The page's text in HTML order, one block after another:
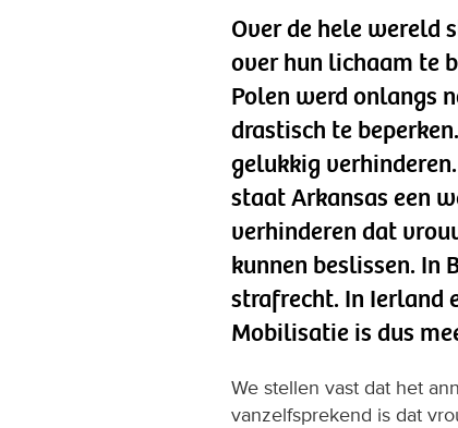
Over de hele wereld
over hun lichaam te
Polen werd onlangs
drastisch te
gelukkig
staat Arkansas een
verhinderen dat
kunnen beslissen. In
strafrecht. In Ierland
Mobilisatie is dus
We stellen vast dat het
vanzelfsprekend is dat